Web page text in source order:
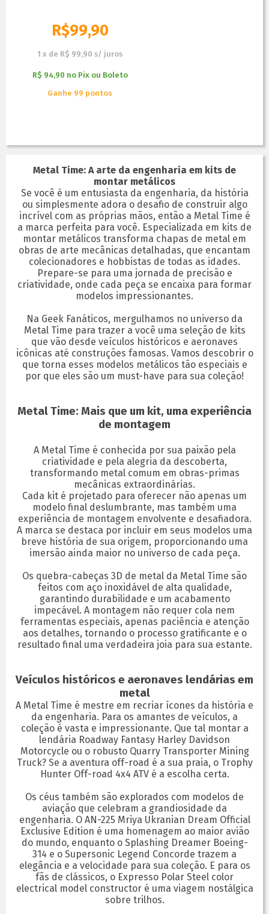
R$99,90
1 x de R$ 99,90 s/ juros
R$ 94,90 no Pix ou Boleto
Ganhe 99 pontos
Metal Time: A arte da engenharia em kits de
montar metálicos
Se você é um entusiasta da engenharia, da história
ou simplesmente adora o desafio de construir algo
incrível com as próprias mãos, então a Metal Time é
a marca perfeita para você. Especializada em kits de
montar metálicos transforma chapas de metal em
obras de arte mecânicas detalhadas, que encantam
colecionadores e hobbistas de todas as idades.
Prepare-se para uma jornada de precisão e
criatividade, onde cada peça se encaixa para formar
modelos impressionantes.
Na Geek Fanáticos, mergulhamos no universo da
Metal Time para trazer a você uma seleção de kits
que vão desde veículos históricos e aeronaves
icônicas até construções famosas. Vamos descobrir o
que torna esses modelos metálicos tão especiais e
por que eles são um must-have para sua coleção!
Metal Time: Mais que um kit, uma experiência
de montagem
A Metal Time é conhecida por sua paixão pela
criatividade e pela alegria da descoberta,
transformando metal comum em obras-primas
mecânicas extraordinárias.
Cada kit é projetado para oferecer não apenas um
modelo final deslumbrante, mas também uma
experiência de montagem envolvente e desafiadora.
A marca se destaca por incluir em seus modelos uma
breve história de sua origem, proporcionando uma
imersão ainda maior no universo de cada peça.
Os quebra-cabeças 3D de metal da Metal Time são
feitos com aço inoxidável de alta qualidade,
garantindo durabilidade e um acabamento
impecável. A montagem não requer cola nem
ferramentas especiais, apenas paciência e atenção
aos detalhes, tornando o processo gratificante e o
resultado final uma verdadeira joia para sua estante.
Veículos históricos e aeronaves lendárias em
metal
A Metal Time é mestre em recriar ícones da história e
da engenharia. Para os amantes de veículos, a
coleção é vasta e impressionante. Que tal montar a
lendária Roadway Fantasy Harley Davidson
Motorcycle ou o robusto Quarry Transporter Mining
Truck? Se a aventura off-road é a sua praia, o Trophy
Hunter Off-road 4x4 ATV é a escolha certa.
Os céus também são explorados com modelos de
aviação que celebram a grandiosidade da
engenharia. O AN-225 Mriya Ukranian Dream Official
Exclusive Edition é uma homenagem ao maior avião
do mundo, enquanto o Splashing Dreamer Boeing-
314 e o Supersonic Legend Concorde trazem a
elegância e a velocidade para sua coleção. E para os
fãs de clássicos, o Expresso Polar Steel color
electrical model constructor é uma viagem nostálgica
sobre trilhos.